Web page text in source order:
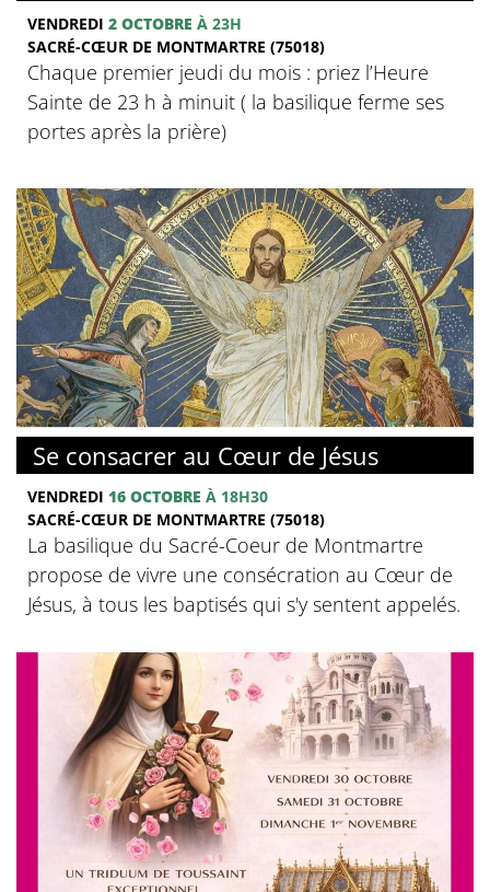
VENDREDI 2 OCTOBRE À 23H
SACRÉ-CŒUR DE MONTMARTRE (75018)
Chaque premier jeudi du mois : priez l’Heure
Sainte de 23 h à minuit ( la basilique ferme ses
portes après la prière)
© Basilique du Sacré-Coeur de Montmartre
Se consacrer au Cœur de Jésus
VENDREDI 16 OCTOBRE À 18H30
SACRÉ-CŒUR DE MONTMARTRE (75018)
La basilique du Sacré-Coeur de Montmartre
propose de vivre une consécration au Cœur de
Jésus, à tous les baptisés qui s'y sentent appelés.